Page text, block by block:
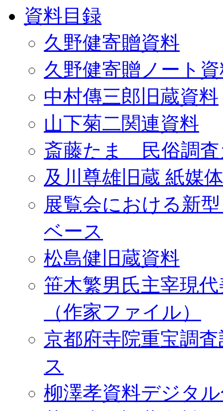
資料目録
久野健寄贈資料
久野健寄贈ノート
中村傳三郎旧蔵資料
山下菊二関連資料
斎藤たま 民俗調査
及川尊雄旧蔵 紙媒
展覧会における新
ベース
松島健旧蔵資料
笹木繁男氏主宰現
（作家ファイル）
京都府寺院重宝調
ス
柳澤孝資料デジタ